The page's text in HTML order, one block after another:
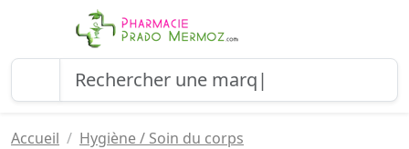
Accueil
Hygiène / Soin du corps